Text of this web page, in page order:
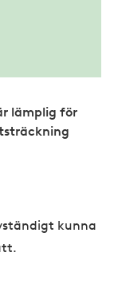
lämplig för
kunna